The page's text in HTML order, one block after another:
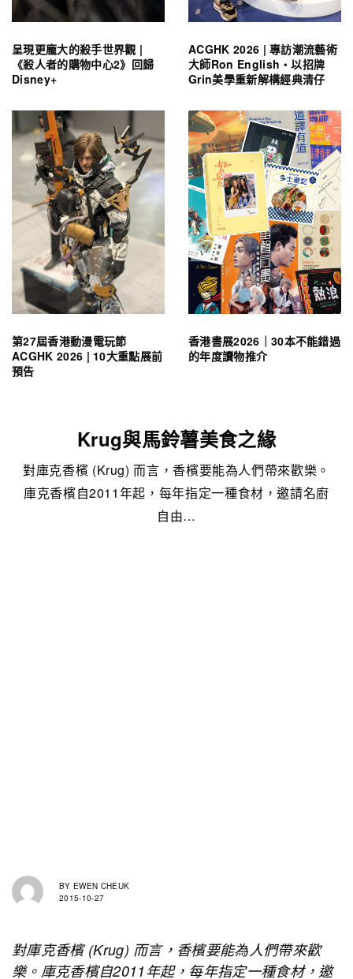
呈現更龐大的殺手世界觀 |
《殺人者的購物中心2》回歸
Disney+
ACGHK 2026 | 專訪潮流藝術
大師Ron English・以招牌
Grin美學重新解構經典清仔
第27屆香港動漫電玩節
ACGHK 2026 | 10大重點展前
預告
香港書展2026｜30本不能錯過
的年度讀物推介
Krug與馬鈴薯美食之緣
對庫克香檳 (Krug) 而言，香檳要能為人們帶來歡樂。
庫克香檳自2011年起，每年指定一種食材，邀請名廚
自由…
BY EWEN CHEUK
2015-10-27
對庫克香檳 (Krug) 而言，香檳要能為人們帶來歡
樂。庫克香檳自2011年起，每年指定一種食材，邀